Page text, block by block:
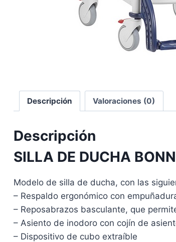
Descripción Valoraciones (0)
Descripción
SILLA DE DUCHA BONN
Modelo de silla de ducha, con las
– Respaldo ergonómico con
– Reposabrazos basculante, que
– Asiento de inodoro con cojín de
– Dispositivo de cubo extraíble